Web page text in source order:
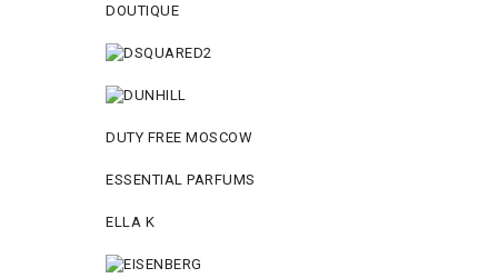
DOUTIQUE
DUTY FREE MOSCOW
ESSENTIAL PARFUMS
ELLA K